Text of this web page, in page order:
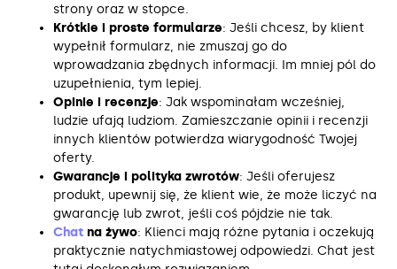
strony oraz w stopce.
Krótkie i proste formularze: Jeśli chcesz, by klient
wypełnił formularz, nie zmuszaj go do
wprowadzania zbędnych informacji. Im mniej pól do
uzupełnienia, tym lepiej.
Opinie i recenzje: Jak wspominałam wcześniej,
ludzie ufają ludziom. Zamieszczanie opinii i recenzji
innych klientów potwierdza wiarygodność Twojej
oferty.
Gwarancje i polityka zwrotów: Jeśli oferujesz
produkt, upewnij się, że klient wie, że może liczyć na
gwarancję lub zwrot, jeśli coś pójdzie nie tak.
Chat na żywo: Klienci mają różne pytania i oczekują
praktycznie natychmiastowej odpowiedzi. Chat jest